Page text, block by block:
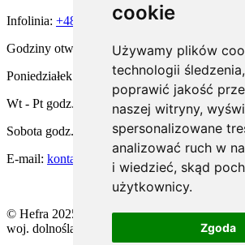
cookie
Używamy plików
technologii
poprawić jakość
naszej witryny,
spersonalizowane
analizować ruch w
i wiedzieć, skąd
użytkownicy.
Zgoda
Infolinia: +48 667 900 581
Godziny otwarcia:
Poniedziałek godz. 15:00 - 19:00
Wt - Pt godz. 11:00 - 19:00
Sobota godz. 10:00 - 14:00
E-mail: kontakt@hefra.pl
© Hefra 2025. All rights reserved | ul.
woj. dolnośląskie